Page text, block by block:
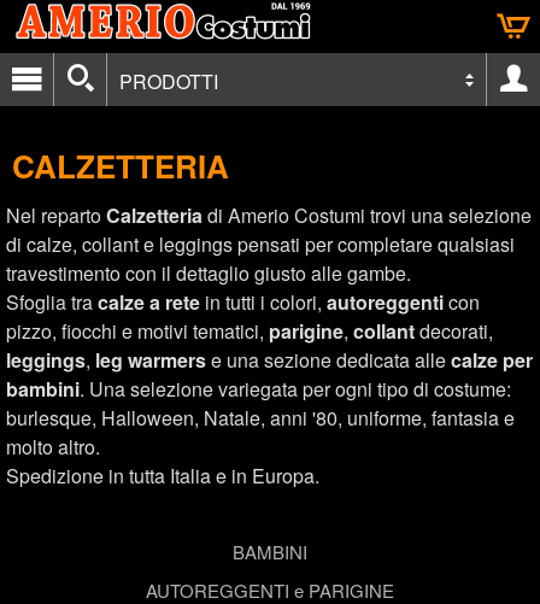
PRODOTTI
CALZETTERIA
Nel repartoCalzetteriadi Amerio Costumi trovi una selezione
di calze, collant e leggings pensati per completare qualsiasi
travestimento con il dettaglio giusto alle gambe.
Sfoglia tracalze a rete in tutti i colori, autoreggenticon
pizzo, fiocchi e motivi tematici, parigine, collantdecorati,
leggings, leg warmerse una sezione dedicata allecalze per
bambini. Una selezione variegata per ogni tipo di costume:
burlesque, Halloween, Natale, anni '80, uniforme, fantasia e
molto altro.
Spedizione in tutta Italia e in Europa.
BAMBINI
AUTOREGGENTI e PARIGINE